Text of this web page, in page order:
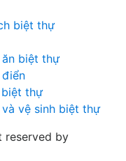
biệt thự
biệt thự
thự
vệ sinh biệt thự
reserved by